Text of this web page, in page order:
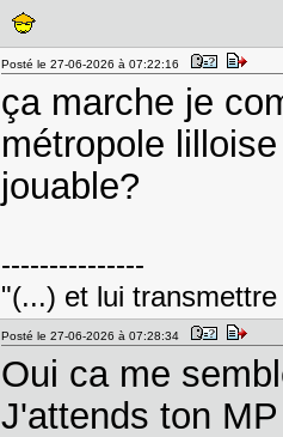
Posté le 27-06-2026 à 07:22:16
ça marche je
métropole
jouable?
---------------
"(...) et lui
Posté le 27-06-2026 à 07:28:34
Oui ca me
J'attends ton